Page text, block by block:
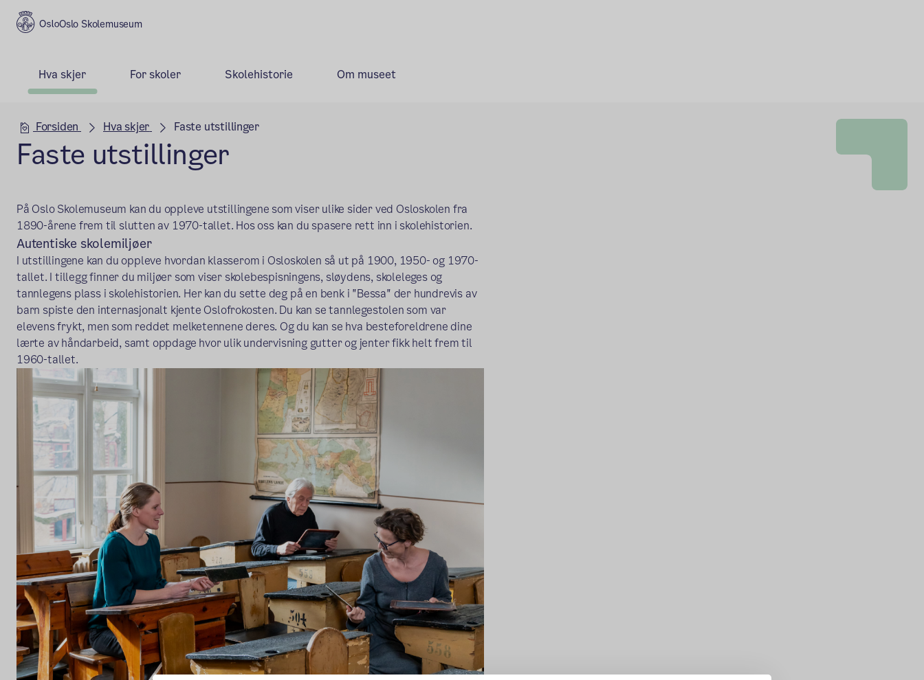
Oslo Skolemuseum
Hva skjer For skoler Skolehistorie Om museet
Hovedseksjon
Forsiden Hva skjer Faste utstillinger
Faste utstillinger
På Oslo Skolemuseum kan du oppleve utstillingene som viser ulike sider ved Osloskolen fra
1890-årene frem til slutten av 1970-tallet. Hos oss kan du spasere rett inn i skolehistorien.
Autentiske skolemiljøer
I utstillingene kan du oppleve hvordan klasserom i Osloskolen så ut på 1900, 1950- og 1970-
tallet. I tillegg finner du miljøer som viser skolebespisningens, sløydens, skoleleges og
tannlegens plass i skolehistorien. Her kan du sette deg på en benk i "Bessa" der hundrevis av
barn spiste den internasjonalt kjente Oslofrokosten. Du kan se tannlegestolen som var
elevens frykt, men som reddet melketennene deres. Og du kan se hva besteforeldrene dine
lærte av håndarbeid, samt oppdage hvor ulik undervisning gutter og jenter fikk helt frem til
1960-tallet.